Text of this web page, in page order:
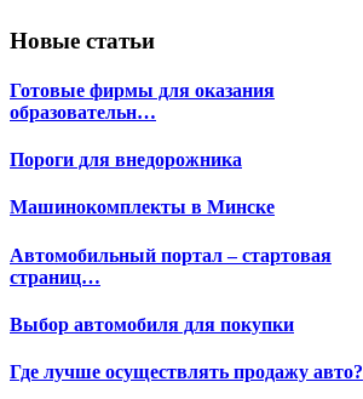
Новые статьи
Готовые фирмы для оказания
образовательн…
Пороги для внедорожника
Машинокомплекты в Минске
Автомобильный портал – стартовая
страниц…
Выбор автомобиля для покупки
Где лучше осуществлять продажу авто?